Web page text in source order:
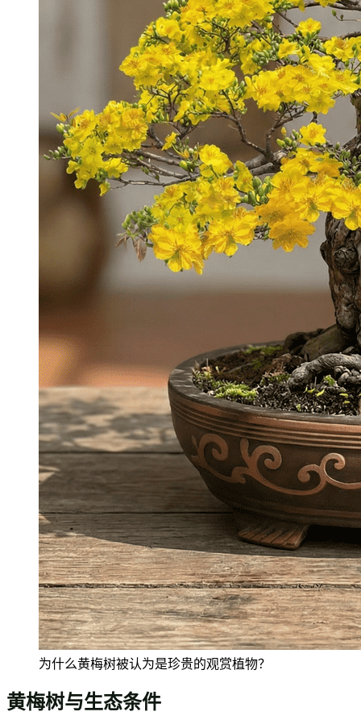
为什么黄梅树被认为是珍贵的观赏植物？
黄梅树与生态条件